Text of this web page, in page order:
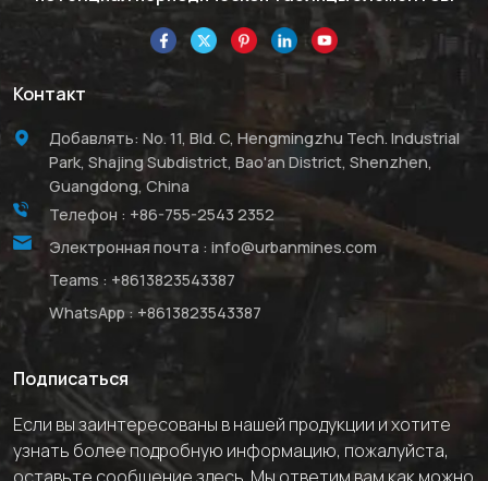
Контакт
Добавлять: No. 11, Bld. C, Hengmingzhu Tech. Industrial
Park, Shajing Subdistrict, Bao'an District, Shenzhen,
Guangdong, China
Телефон : +86-755-2543 2352
Электронная почта : info@urbanmines.com
Teams : +8613823543387
WhatsApp : +8613823543387
Подписаться
Если вы заинтересованы в нашей продукции и хотите
узнать более подробную информацию, пожалуйста,
оставьте сообщение здесь. Мы ответим вам как можно